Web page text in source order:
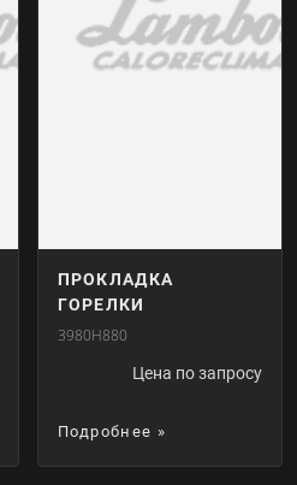
ПРОКЛАДКА
ГОРЕЛКИ
3980H880
Цена по запросу
Подробнее »